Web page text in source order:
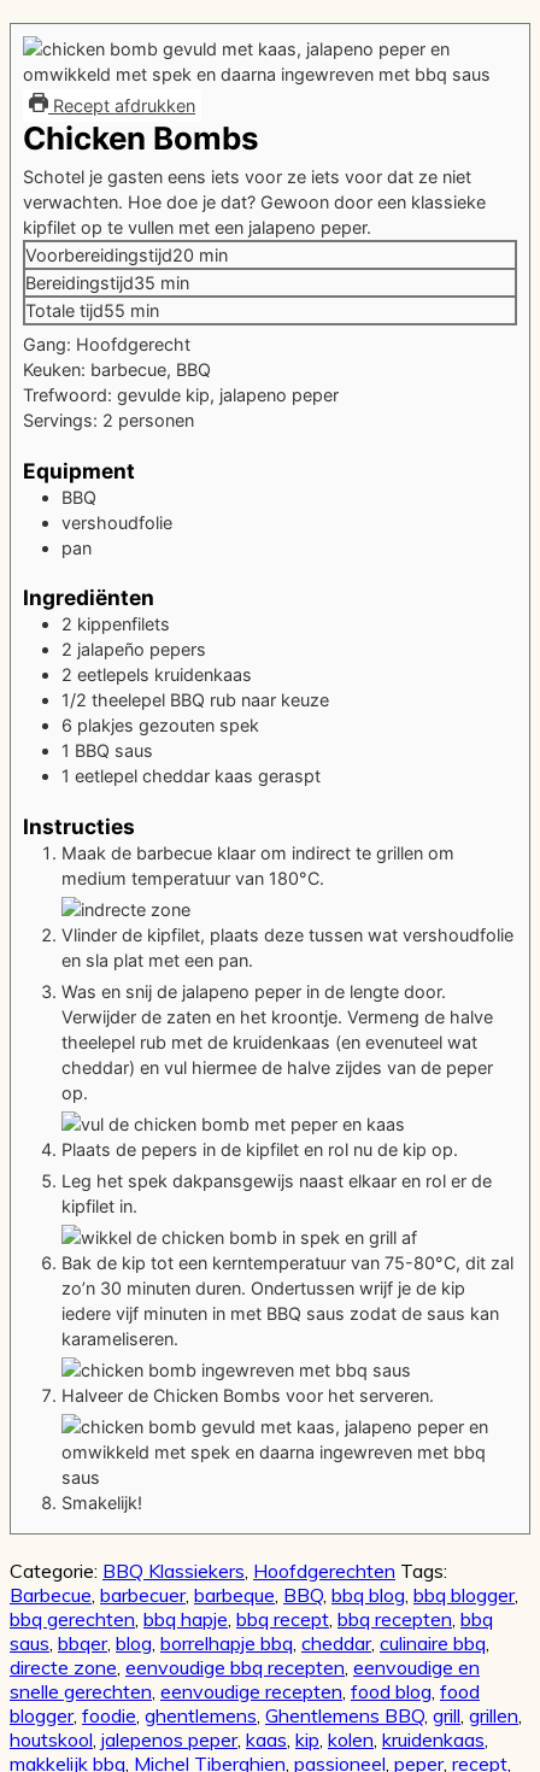
Recept afdrukken
Chicken Bombs
Schotel je gasten eens iets voor ze iets voor dat ze niet
verwachten. Hoe doe je dat? Gewoon door een klassieke
kipfilet op te vullen met een jalapeno peper.
Voorbereidingstijd20 minuten
min
Bereidingstijd35 minuten
min
Totale tijd55 minuten
min
Gang: Hoofdgerecht
Keuken: barbecue, BBQ
Trefwoord: gevulde kip, jalapeno peper
Servings: 2 personen
Equipment
BBQ
vershoudfolie
pan
Ingrediënten
2 kippenfilets
2 jalapeño pepers
2 eetlepels kruidenkaas
1/2 theelepel BBQ rub naar keuze
6 plakjes gezouten spek
1 BBQ saus
1 eetlepel cheddar kaas geraspt
Instructies
Maak de barbecue klaar om indirect te grillen om
medium temperatuur van 180°C.
Vlinder de kipfilet, plaats deze tussen wat vershoudfolie
en sla plat met een pan.
Was en snij de jalapeno peper in de lengte door.
Verwijder de zaten en het kroontje. Vermeng de halve
theelepel rub met de kruidenkaas (en evenuteel wat
cheddar) en vul hiermee de halve zijdes van de peper
op.
Plaats de pepers in de kipfilet en rol nu de kip op.
Leg het spek dakpansgewijs naast elkaar en rol er de
kipfilet in.
Bak de kip tot een kerntemperatuur van 75-80°C, dit zal
zo’n 30 minuten duren. Ondertussen wrijf je de kip
iedere vijf minuten in met BBQ saus zodat de saus kan
karameliseren.
Halveer de Chicken Bombs voor het serveren.
Smakelijk!
Categorie: BBQ Klassiekers, Hoofdgerechten Tags:
Barbecue, barbecuer, barbeque, BBQ, bbq blog, bbq blogger,
bbq gerechten, bbq hapje, bbq recept, bbq recepten, bbq
saus, bbqer, blog, borrelhapje bbq, cheddar, culinaire bbq,
directe zone, eenvoudige bbq recepten, eenvoudige en
snelle gerechten, eenvoudige recepten, food blog, food
blogger, foodie, ghentlemens, Ghentlemens BBQ, grill, grillen,
houtskool, jalepenos peper, kaas, kip, kolen, kruidenkaas,
makkelijk bbq, Michel Tiberghien, passioneel, peper, recept,